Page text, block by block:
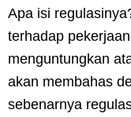
Apa isi
terhadap
menguntungkan
akan membahas
sebenarnya